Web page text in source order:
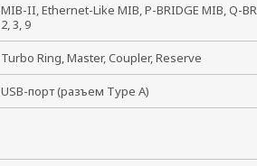
MIB-II, Ethernet-Like MIB, P-BRIDGE MIB, Q-
2, 3, 9
Turbo Ring, Master, Coupler, Reserve
USB-порт (разъем Type A)